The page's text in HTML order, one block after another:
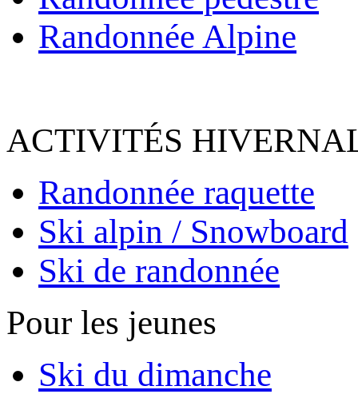
Randonnée Alpine
ACTIVITÉS
Randonnée raquette
Ski alpin / Snowboard
Ski de randonnée
Pour les jeunes
Ski du dimanche